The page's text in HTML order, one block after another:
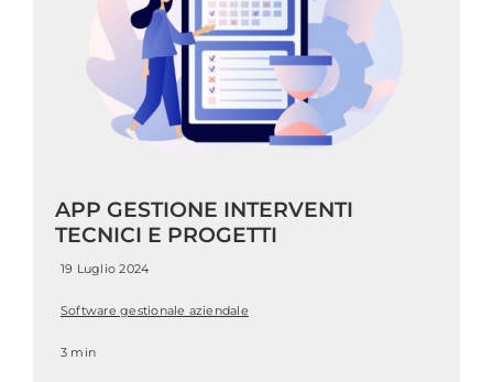
APP GESTIONE INTERVENTI
TECNICI E PROGETTI
19 Luglio 2024
Software gestionale aziendale
3 min